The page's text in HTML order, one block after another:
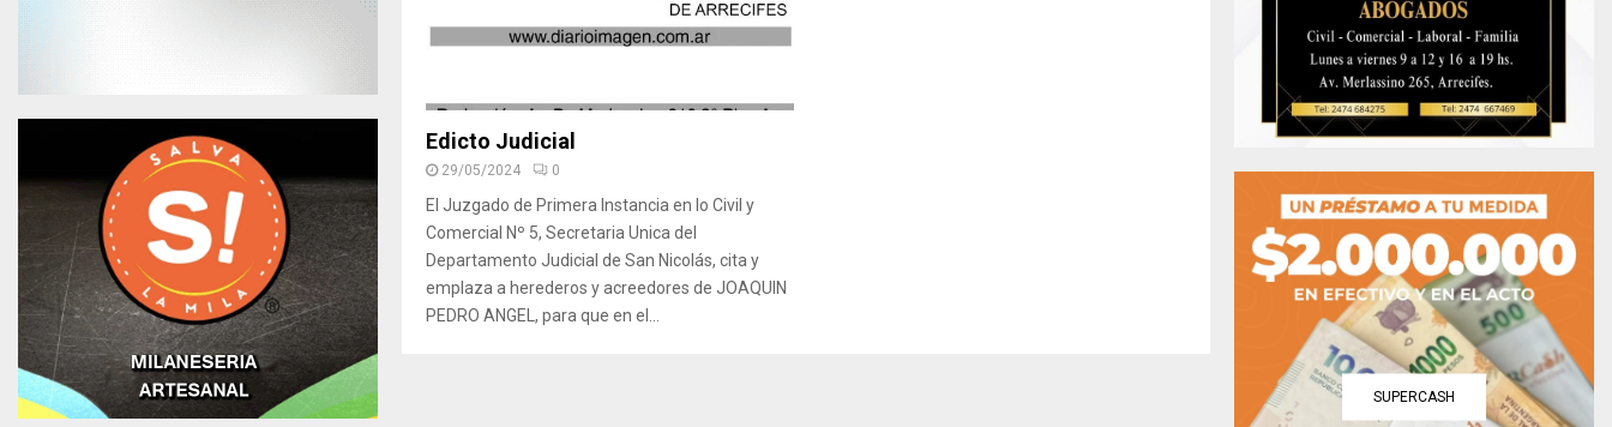
Edicto Judicial
29/05/2024 0
El Juzgado de Primera Instancia en lo Civil y
Comercial Nº 5, Secretaria Unica del
Departamento Judicial de San Nicolás, cita y
emplaza a herederos y acreedores de JOAQUIN
PEDRO ANGEL, para que en el...
SUPERCASH